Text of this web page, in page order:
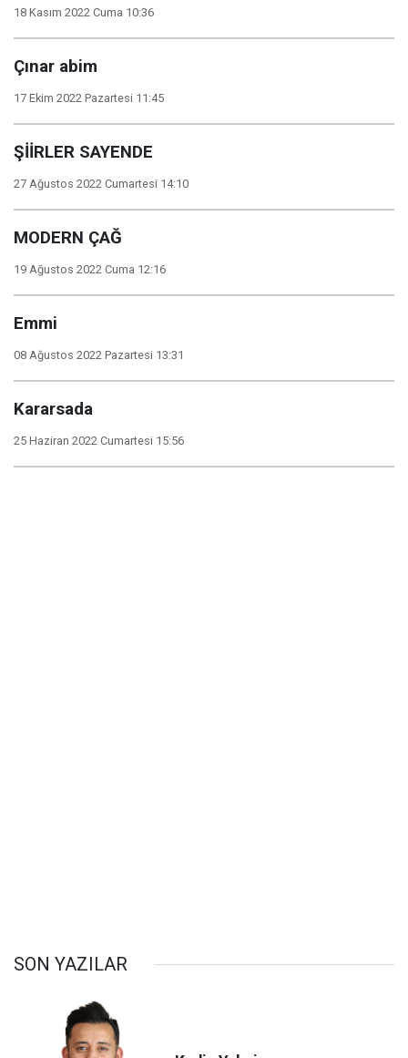
18 Kasım 2022 Cuma 10:36
Çınar abim
17 Ekim 2022 Pazartesi 11:45
ŞİİRLER SAYENDE
27 Ağustos 2022 Cumartesi 14:10
MODERN ÇAĞ
19 Ağustos 2022 Cuma 12:16
Emmi
08 Ağustos 2022 Pazartesi 13:31
Kararsada
25 Haziran 2022 Cumartesi 15:56
SON YAZILAR